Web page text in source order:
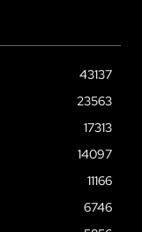
43137
23563
17313
14097
11166
6746